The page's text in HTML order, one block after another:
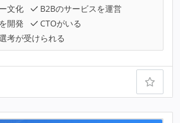
文化
B2Bのサービスを運営
開発
CTOがいる
考が受けられる